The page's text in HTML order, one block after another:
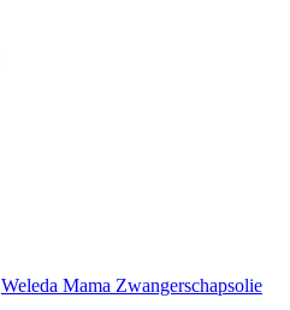
Weleda Mama Zwangerschapsolie